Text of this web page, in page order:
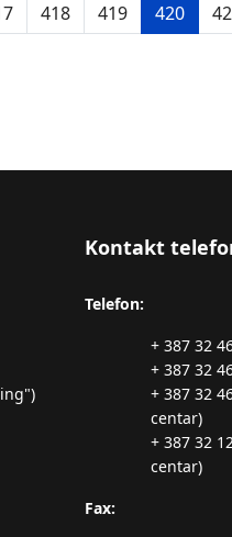
418 419 420
Kontakt
Telefon:
+ 387 32
+ 387 32
+ 387 32
centar)
+ 387 32
centar)
Fax: